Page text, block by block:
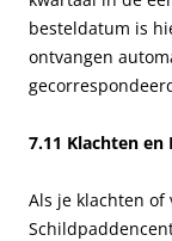
besteldatum is
ontvangen
7.11 Klachten en
Als je klachten